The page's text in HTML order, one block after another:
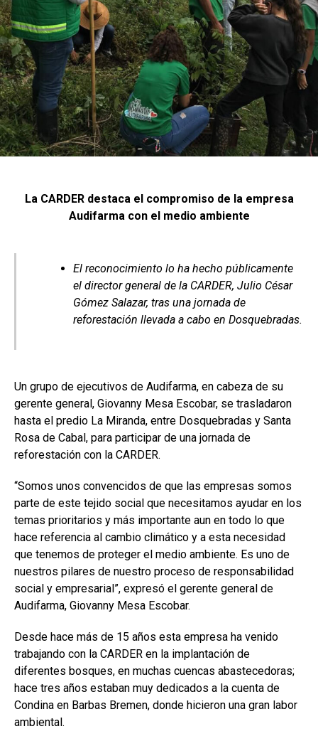
La CARDER destaca el compromiso de la empresa
Audifarma con el medio ambiente
El reconocimiento lo ha hecho públicamente
el director general de la CARDER, Julio César
Gómez Salazar, tras una jornada de
reforestación llevada a cabo en Dosquebradas.
Un grupo de ejecutivos de Audifarma, en cabeza de su
gerente general, Giovanny Mesa Escobar, se trasladaron
hasta el predio La Miranda, entre Dosquebradas y Santa
Rosa de Cabal, para participar de una jornada de
reforestación con la CARDER.
“Somos unos convencidos de que las empresas somos
parte de este tejido social que necesitamos ayudar en los
temas prioritarios y más importante aun en todo lo que
hace referencia al cambio climático y a esta necesidad
que tenemos de proteger el medio ambiente. Es uno de
nuestros pilares de nuestro proceso de responsabilidad
social y empresarial”, expresó el gerente general de
Audifarma, Giovanny Mesa Escobar.
Desde hace más de 15 años esta empresa ha venido
trabajando con la CARDER en la implantación de
diferentes bosques, en muchas cuencas abastecedoras;
hace tres años estaban muy dedicados a la cuenta de
Condina en Barbas Bremen, donde hicieron una gran labor
ambiental.